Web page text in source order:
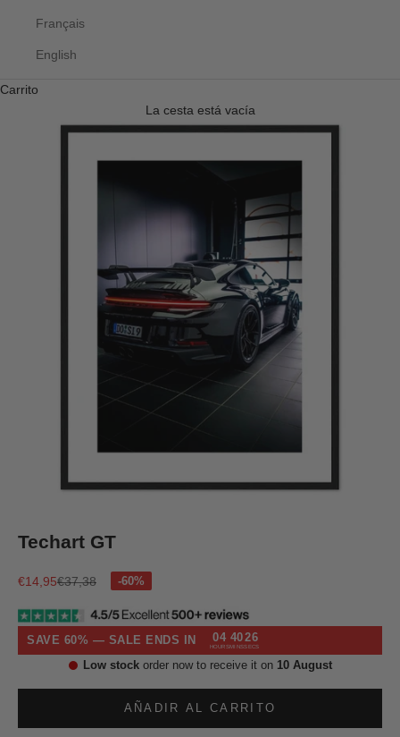
Français
English
Carrito
La cesta está vacía
Techart GT
Precio de oferta
€14,95Precio normal
€37,38
SAVE 60% — SALE ENDS IN 04
HOURS
40
MINS
26
SECS
Low stockorder now to receive it on 10 August
AÑADIR AL CARRITO